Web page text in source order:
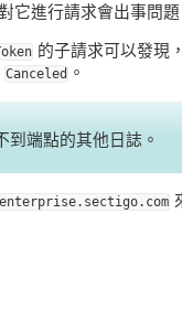
它進行請求會出事問
的子請求可以發現
Canceled 。
到端點的其他日誌。